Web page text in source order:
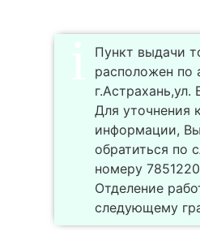
Пункт выдачи
расположен по
г.Астрахань,ул.
Для уточнения
информации,
обратиться по
номеру
Отделение
следующему